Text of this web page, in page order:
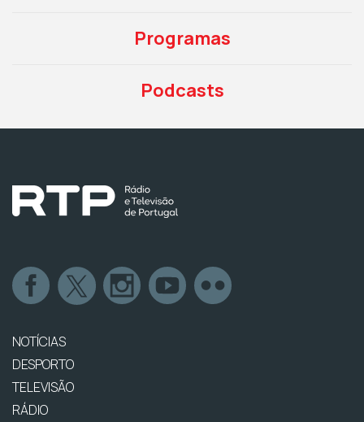
Programas
Podcasts
NOTÍCIAS
DESPORTO
TELEVISÃO
RÁDIO